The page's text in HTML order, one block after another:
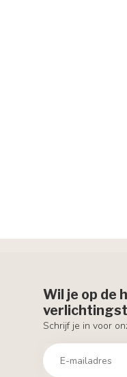
Wil je op de
Schrijf je in voor